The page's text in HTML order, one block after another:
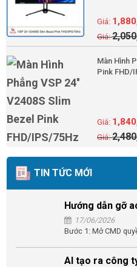
Màn Hình
Pink FHD/
TIN TỨC MỚI
Hướng dẫn gỡ
17/06/2026
Bước 1: Mở CMD
AI tạo ra công